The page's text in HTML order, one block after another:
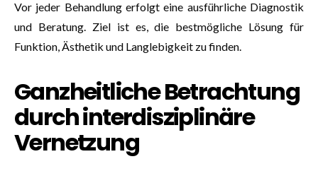
Vor jeder Behandlung erfolgt eine ausführliche Diagnostik
und Beratung. Ziel ist es, die bestmögliche Lösung für
Funktion, Ästhetik und Langlebigkeit zu finden.
Ganzheitliche Betrachtung
durch interdisziplinäre
Vernetzung